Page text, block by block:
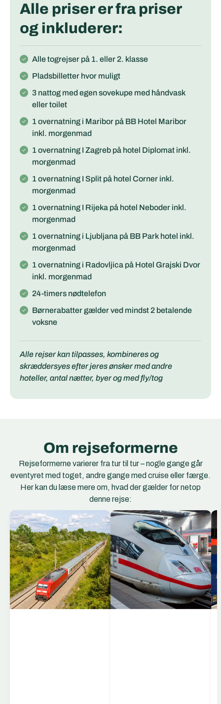
Alle priser er fra priser
og inkluderer:
Alle togrejser på 1. eller 2. klasse
Pladsbilletter hvor muligt
3 nattog med egen sovekupe med håndvask
eller toilet
1 overnatning i Maribor på BB Hotel Maribor
inkl. morgenmad
1 overnatning I Zagreb på hotel Diplomat inkl.
morgenmad
1 overnatning I Split på hotel Corner inkl.
morgenmad
1 overnatning I Rijeka på hotel Neboder inkl.
morgenmad
1 overnatning i Ljubljana på BB Park hotel inkl.
morgenmad
1 overnatning i Radovljica på Hotel Grajski Dvor
inkl. morgenmad
24-timers nødtelefon
Børnerabatter gælder ved mindst 2 betalende
voksne
Alle rejser kan tilpasses, kombineres og
skræddersyes efter jeres ønsker med andre
hoteller, antal nætter, byer og med fly/tog
Om rejseformerne
Rejseformerne varierer fra tur til tur – nogle gange går
eventyret med toget, andre gange med cruise eller færge.
Her kan du læse mere om, hvad der gælder for netop
denne rejse:
EC Togene
EuroCity (EC) er et
netværk af
internationale
hurtigtog, der forbinder
storbyer og regioner på
tværs af Europa. EC-